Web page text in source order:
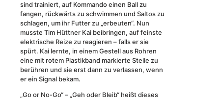
sind trainiert, auf Kommando einen Ball zu
fangen, rückwärts zu schwimmen und Saltos zu
schlagen, um ihr Futter zu „erbeuten“. Nun
musste Tim Hüttner Kai beibringen, auf feinste
elektrische Reize zu reagieren – falls er sie
spürt. Kai lernte, in einem Gestell aus Rohren
eine mit rotem Plastikband markierte Stelle zu
berühren und sie erst dann zu verlassen, wenn
er ein Signal bekam.
„Go or No-Go“ – „Geh oder Bleib“ heißt dieses